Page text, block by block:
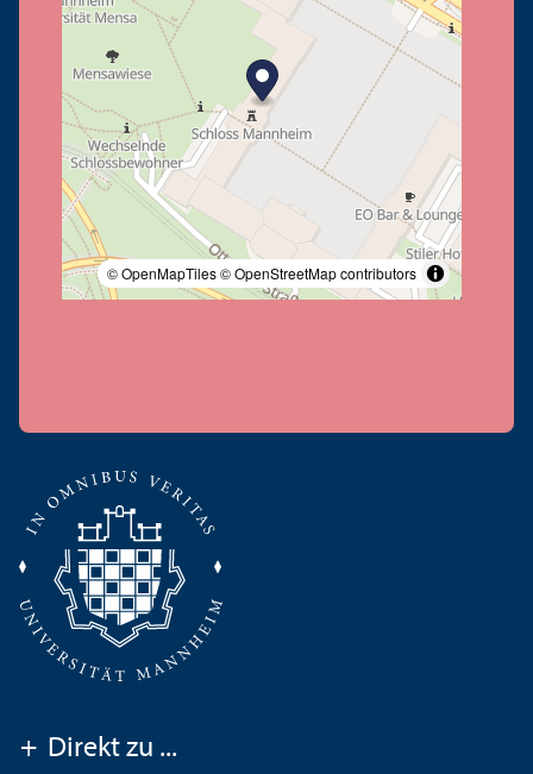
© OpenMapTiles© OpenStreetMap contributors
+ Direkt zu ...